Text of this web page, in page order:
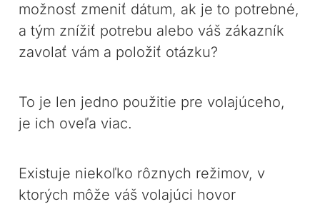
možnosť zmeniť dátum, ak je to potrebné,
a tým znížiť potrebu alebo váš zákazník
zavolať vám a položiť otázku?
To je len jedno použitie pre volajúceho,
je ich oveľa viac.
Existuje niekoľko rôznych režimov, v
ktorých môže váš volajúci hovor